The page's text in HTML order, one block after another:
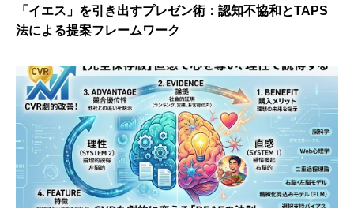
「イエス」を引き出すプレゼン術：認知不協和とTAPS
法による提案フレームワーク